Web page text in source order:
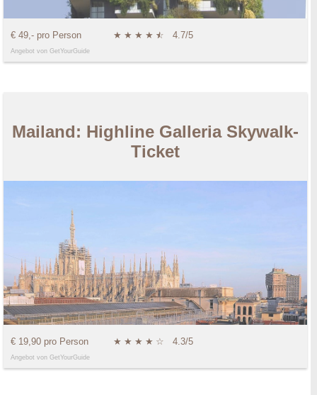
€ 49,- pro Person ★ ★ ★ ★ ★
☆ 4.7/5
Angebot von GetYourGuide
Mailand: Highline Galleria Skywalk-
Ticket
€ 19,90 pro Person ★ ★ ★ ★ ☆ 4.3/5
Angebot von GetYourGuide